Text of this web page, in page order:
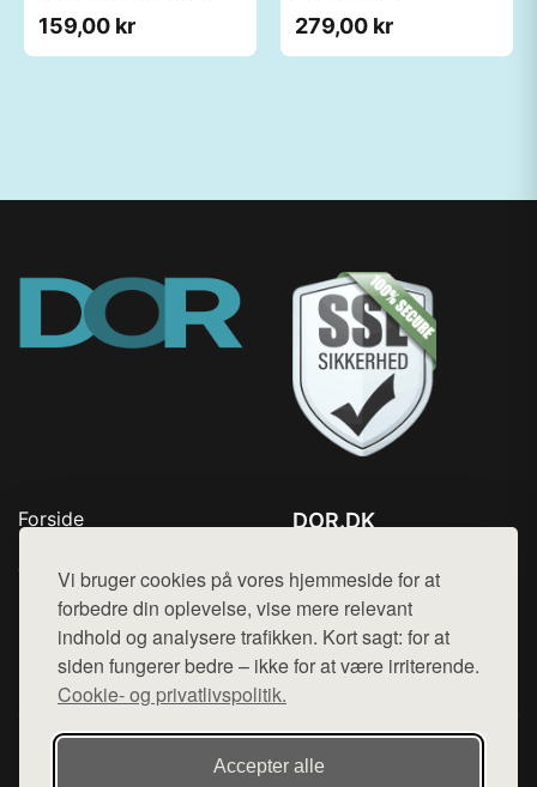
Vi bruger cookies på vores hjemmeside for at
forbedre din oplevelse, vise mere relevant
indhold og analysere trafikken. Kort sagt: for at
siden fungerer bedre – ikke for at være irriterende.
Cookie- og privatlivspolitik.
Accepter alle
159,00 kr 279,00 kr
Forside
Top Rabatter
Kontakt
DOR.DK
Mail: hej@want.dk
Cookie- og privatlivspolitik
Denne side er en del af want.dk, der udgiver en række